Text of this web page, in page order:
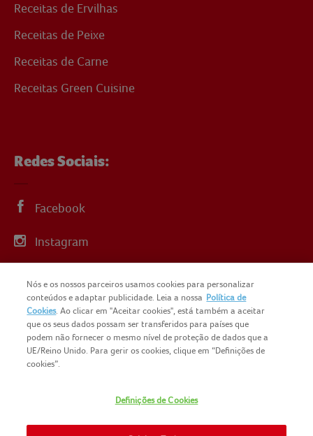
Receitas de Ervilhas
Receitas de Peixe
Receitas de Carne
Receitas Green Cuisine
Redes Sociais:
Facebook
Instagram
YouTube
COPYRIGHT IGLO PORTUGAL 2025
NOMAD FOODS
Nós e os nossos parceiros usamos cookies para personalizar
conteúdos e adaptar publicidade. Leia a nossa Política de
Cookies. Ao clicar em "Aceitar cookies", está também a aceitar
que os seus dados possam ser transferidos para países que
podem não fornecer o mesmo nível de proteção de dados que a
UE/Reino Unido. Para gerir os cookies, clique em “Definições de
cookies”.
Definições de Cookies